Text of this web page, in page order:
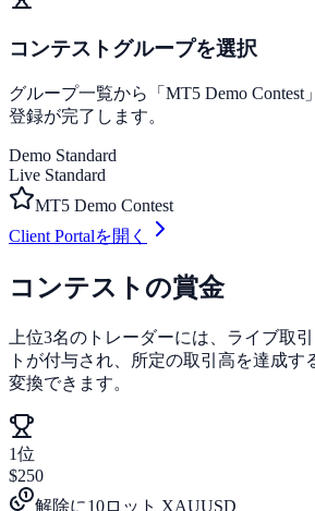
コンテストグループを選択
グループ一覧から「MT5 Demo
登録が完了します。
Demo Standard
Live Standard
MT5 Demo Contest
Client Portalを開く
コンテストの賞金
上位3名のトレーダーには、ライブ取
トが付与され、所定の取引高を達成す
変換できます。
1位
$250
解除に10ロット XAUUSD